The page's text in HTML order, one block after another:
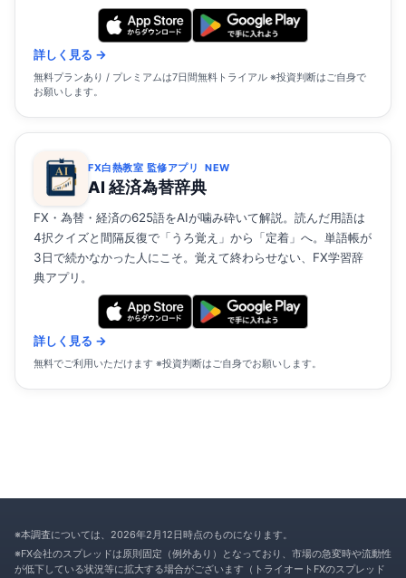
詳しく見る →
無料プランあり / プレミアムは7日間無料トライアル ※投資判断はご自身で
お願いします。
FX白熱教室 監修アプリ NEW
AI 経済為替辞典
FX・為替・経済の625語をAIが噛み砕いて解説。読んだ用語は
4択クイズと間隔反復で「うろ覚え」から「定着」へ。単語帳が
3日で続かなかった人にこそ。覚えて終わらせない、FX学習辞
典アプリ。
詳しく見る →
無料でご利用いただけます ※投資判断はご自身でお願いします。
※本調査については、2026年2月12日時点のものになります。
※FX会社のスプレッドは原則固定（例外あり）となっており、市場の急変時や流動性
が低下している状況等に拡大する場合がございます（トライオートFXのスプレッド